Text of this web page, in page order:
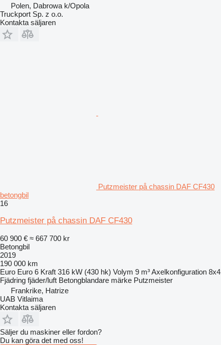
Polen, Dabrowa k/Opola
Truckport Sp. z o.o.
Kontakta säljaren
Putzmeister på chassin DAF CF430
betongbil
16
Putzmeister på chassin DAF CF430
60 900 € ≈ 667 700 kr
Betongbil
2019
190 000 km
Euro Euro 6 Kraft 316 kW (430 hk) Volym 9 m³Axelkonfiguration 8x4
Fjädring fjäder/luft Betongblandare märke Putzmeister
Frankrike, Hatrize
UAB Vitlaima
Kontakta säljaren
Säljer du maskiner eller fordon?
Du kan göra det med oss!